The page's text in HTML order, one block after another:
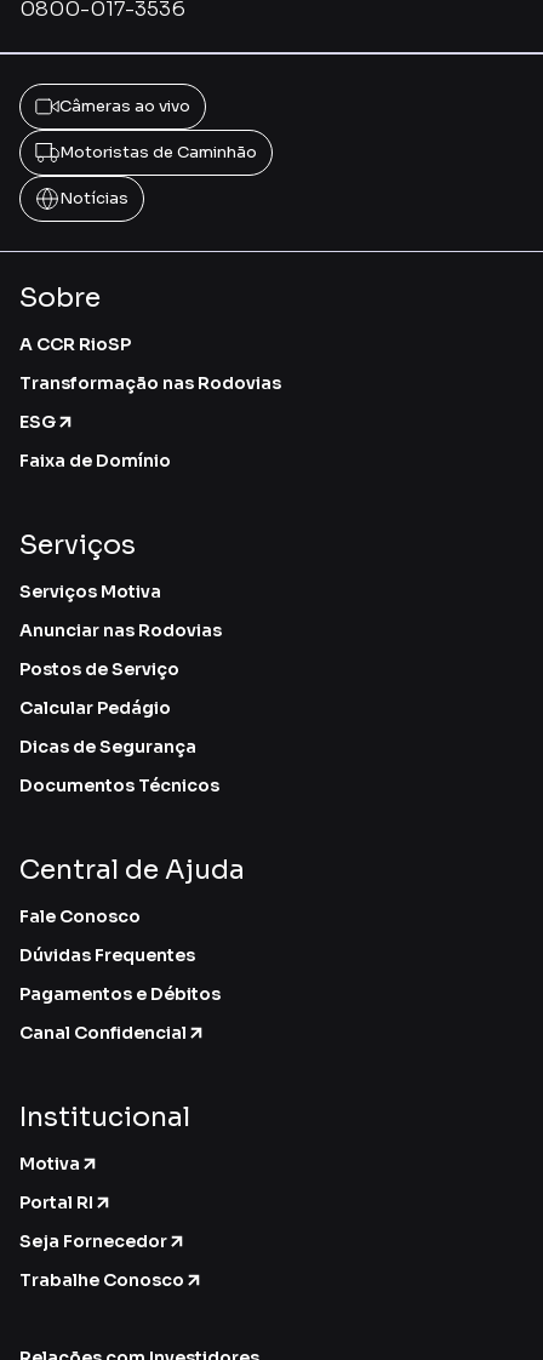
0800-017-3536
Câmeras ao vivo
Motoristas de Caminhão
Notícias
Sobre
A CCR RioSP
Transformação nas Rodovias
ESG
Faixa de Domínio
Serviços
Serviços Motiva
Anunciar nas Rodovias
Postos de Serviço
Calcular Pedágio
Dicas de Segurança
Documentos Técnicos
Central de Ajuda
Fale Conosco
Dúvidas Frequentes
Pagamentos e Débitos
Canal Confidencial
Institucional
Motiva
Portal RI
Seja Fornecedor
Trabalhe Conosco